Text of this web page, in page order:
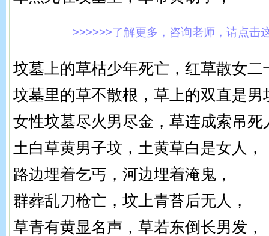
>>>>>>了解更多，咨询老师，请点击
坟墓上的草枯少年死亡，红草散女二
坟墓里的草不散根，草上的双直是男
女性坟墓尽火男尽金，草连成索吊死
土白草黄男子坟，土黄草白是女人，
路边埋着乞丐，河边埋着淹鬼，
群葬乱刀枪亡，坟上青苔后无人，
草青有黄显名声，草若东倒长男发，